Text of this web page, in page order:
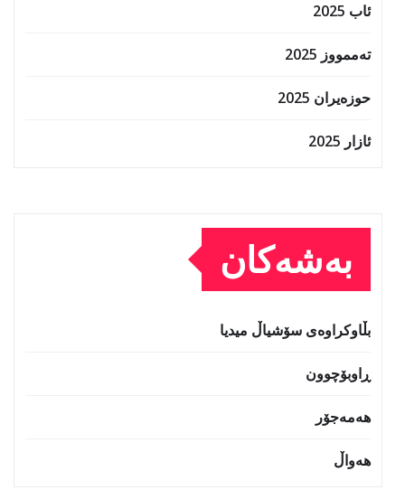
ئاب 2025
تەممووز 2025
حوزه‌یران 2025
ئازار 2025
بەشەکان
بڵاوکراوەی سۆشیاڵ میدیا
ڕاوبۆچوون
هەمەجۆر
هەواڵ